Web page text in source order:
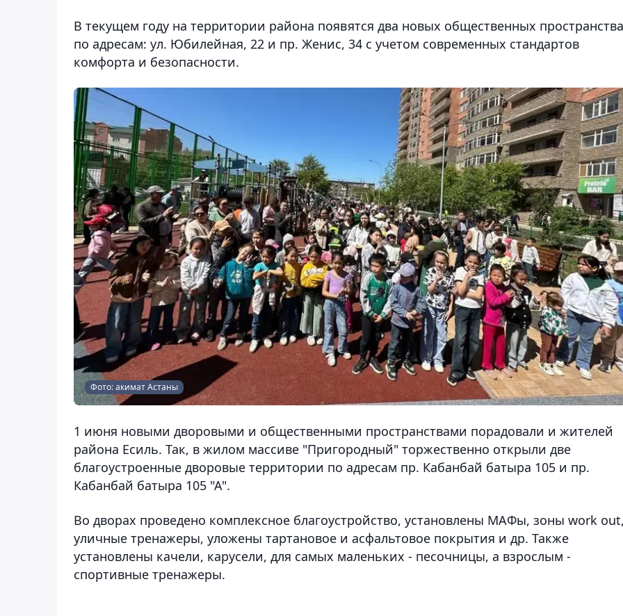
В текущем году на территории района появятся два новых общественных пространства
по адресам: ул. Юбилейная, 22 и пр. Женис, 34 с учетом современных стандартов
комфорта и безопасности.
Фото: акимат Астаны
1 июня новыми дворовыми и общественными пространствами порадовали и жителей
района Есиль. Так, в жилом массиве "Пригородный" торжественно открыли две
благоустроенные дворовые территории по адресам пр. Кабанбай батыра 105 и пр.
Кабанбай батыра 105 "А".
Во дворах проведено комплексное благоустройство, установлены МАФы, зоны work
уличные тренажеры, уложены тартановое и асфальтовое покрытия и др. Также
установлены качели, карусели, для самых маленьких - песочницы, а взрослым -
спортивные тренажеры.